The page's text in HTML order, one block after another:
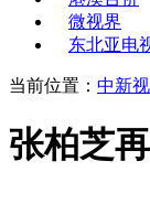
微视界
东北亚电
当前位置： 中新
张柏芝